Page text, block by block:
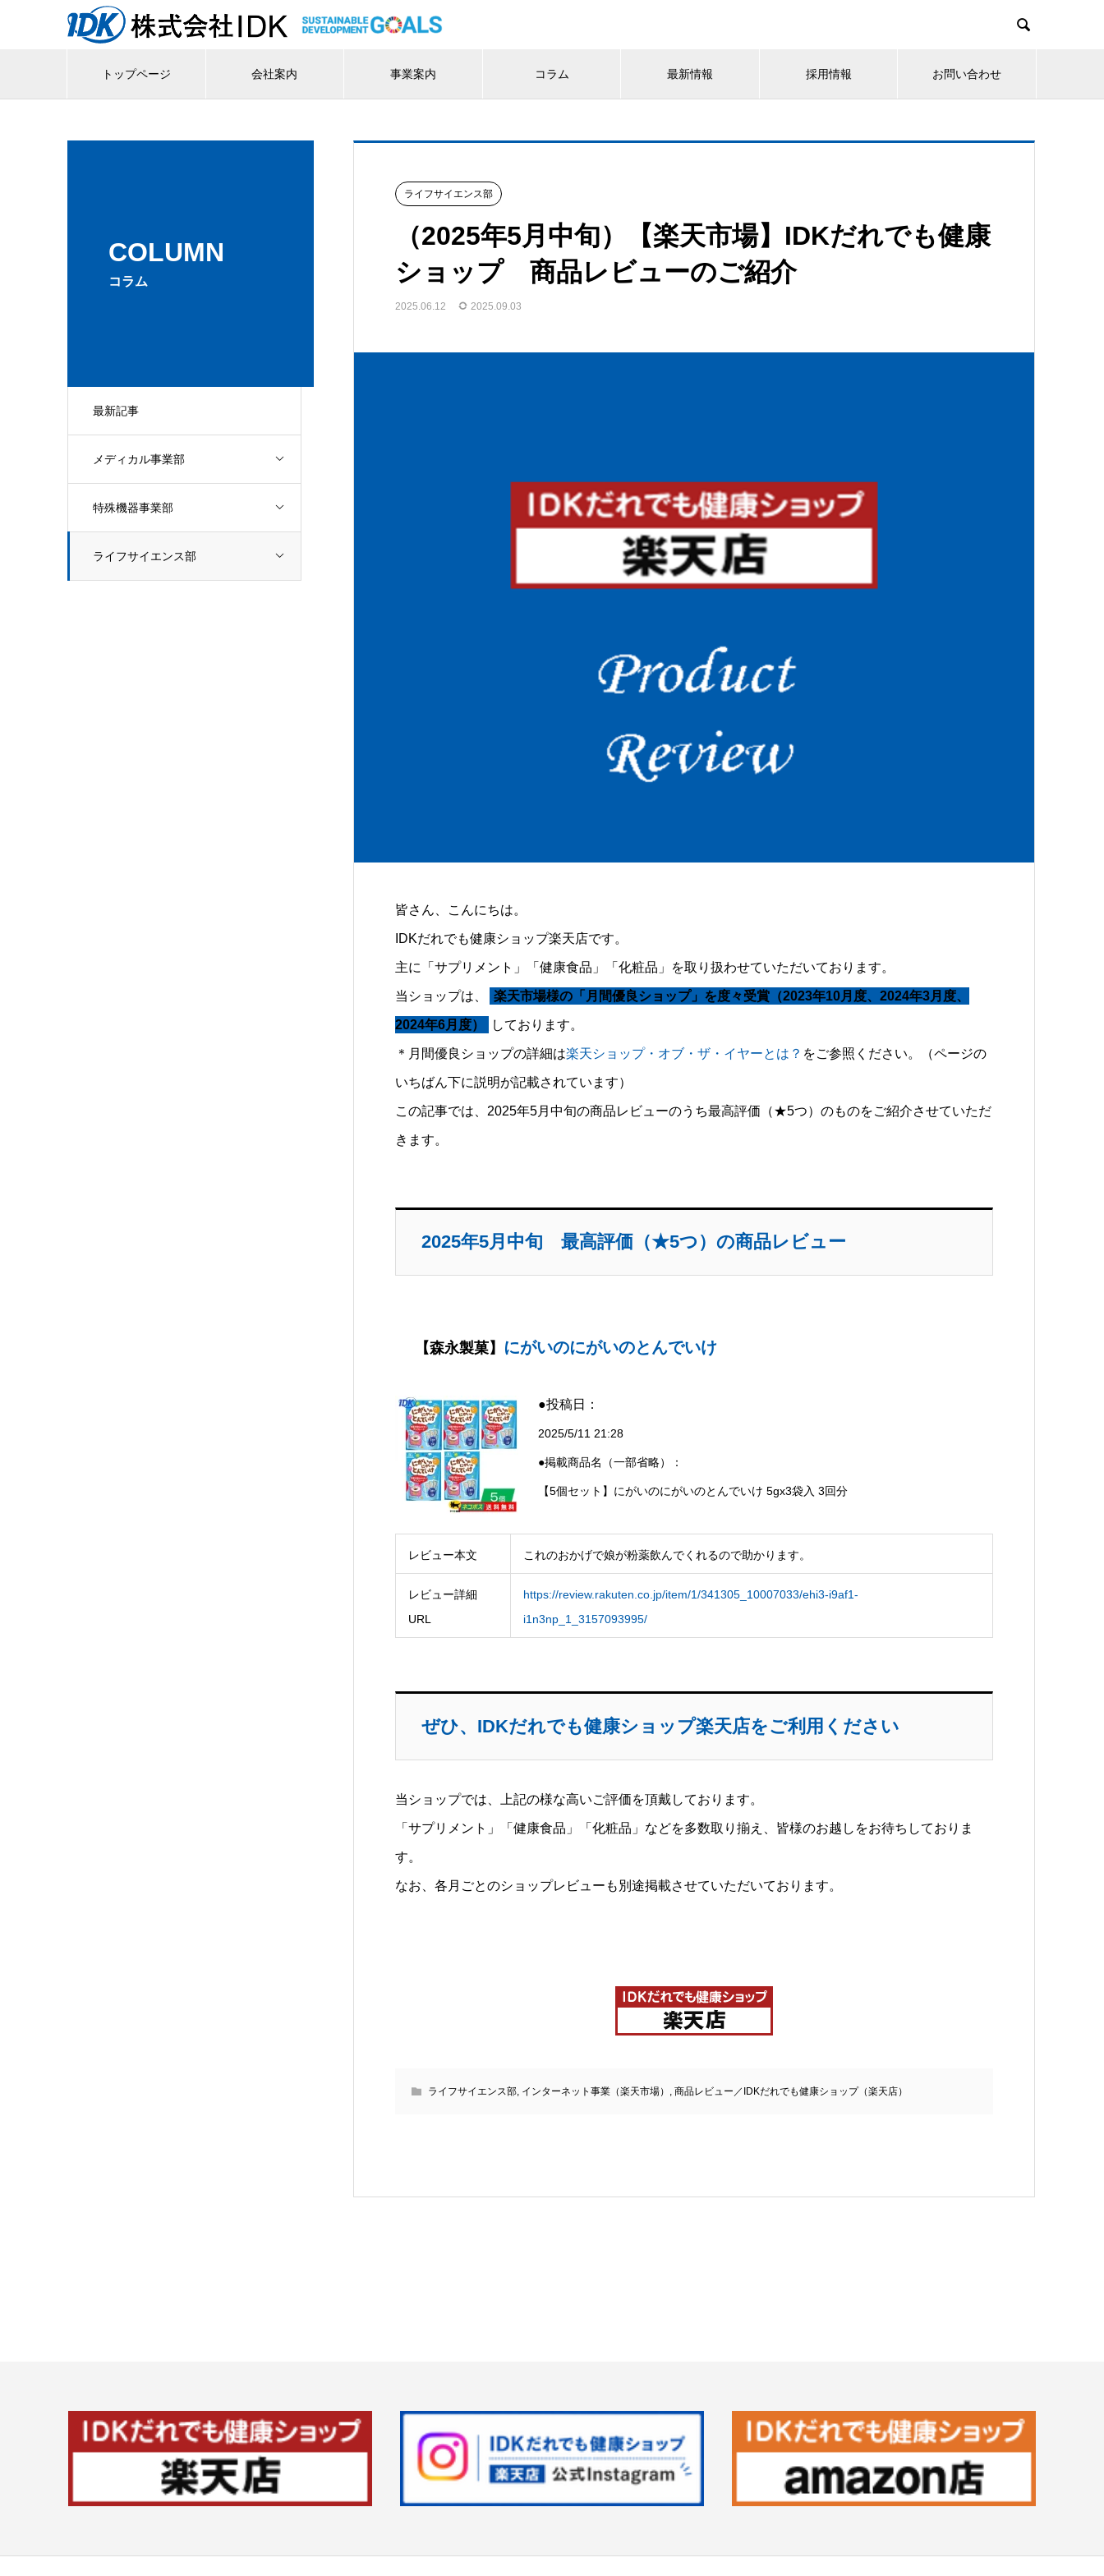

トップページ 会社案内 事業案内 コラム 最新情報 採用情報 お問い合わせ
COLUMN
コラム
最新記事
メディカル事業部
特殊機器事業部
ライフサイエンス部
ライフサイエンス部
（2025年5月中旬）【楽天市場】IDKだれでも健康
ショップ 商品レビューのご紹介
2025.06.12 2025.09.03
皆さん、こんにちは。
IDKだれでも健康ショップ楽天店です。
主に「サプリメント」「健康食品」「化粧品」を取り扱わせていただいております。
当ショップは、 楽天市場様の「月間優良ショップ」を度々受賞（2023年10月度、2024年3月度、
2024年6月度） しております。
＊月間優良ショップの詳細は楽天ショップ・オブ・ザ・イヤーとは？ をご参照ください。（ページの
いちばん下に説明が記載されています）
この記事では、2025年5月中旬の商品レビューのうち最高評価（★5つ）のものをご紹介させていただ
きます。
2025年5月中旬 最高評価（★5つ）の商品レビュー
【森永製菓】 にがいのにがいのとんでいけ
●投稿日：
2025/5/11 21:28
●掲載商品名（一部省略）：
【5個セット】にがいのにがいのとんでいけ 5gx3袋入 3回分
レビュー本文 これのおかげで娘が粉薬飲んでくれるので助かります。
レビュー詳細
URL
https://review.rakuten.co.jp/item/1/341305_10007033/ehi3-i9af1-
i1n3np_1_3157093995/
ぜひ、IDKだれでも健康ショップ楽天店をご利用ください
当ショップでは、上記の様な高いご評価を頂戴しております。
「サプリメント」「健康食品」「化粧品」などを多数取り揃え、皆様のお越しをお待ちしておりま
す。
なお、各月ごとのショップレビューも別途掲載させていただいております。
ライフサイエンス部, インターネット事業（楽天市場） , 商品レビュー／IDKだれでも健康ショップ（楽天店）